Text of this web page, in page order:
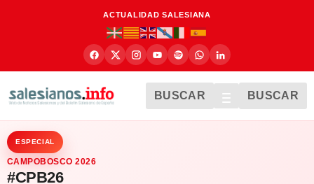
ACTUALIDAD SALESIANA
BUSCAR BUSCAR
ESPECIAL
CAMPOBOSCO 2026
#CPB26